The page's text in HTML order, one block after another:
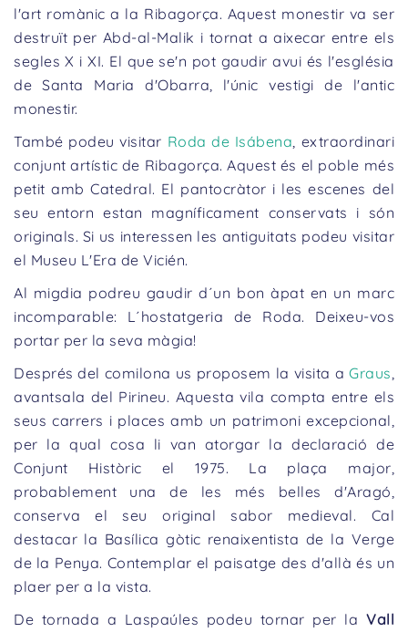
l'art romànic a la Ribagorça. Aquest monestir va ser
destruït per Abd-al-Malik i tornat a aixecar entre els
segles X i XI. El que se'n pot gaudir avui és l'església
de Santa Maria d'Obarra, l'únic vestigi de l'antic
monestir.
També podeu visitar Roda de Isábena , extraordinari
conjunt artístic de Ribagorça. Aquest és el poble més
petit amb Catedral. El pantocràtor i les escenes del
seu entorn estan magníficament conservats i són
originals. Si us interessen les antiguitats podeu visitar
el Museu L'Era de Vicién.
Al migdia podreu gaudir d´un bon àpat en un marc
incomparable: L´hostatgeria de Roda. Deixeu-vos
portar per la seva màgia!
Després del comilona us proposem la visita a Graus
avantsala del Pirineu. Aquesta vila compta entre els
seus carrers i places amb un patrimoni excepcional,
per la qual cosa li van atorgar la declaració de
Conjunt Històric el 1975. La plaça major,
probablement una de les més belles d'Aragó,
conserva el seu original sabor medieval. Cal
destacar la Basílica gòtic renaixentista de la Verge
de la Penya. Contemplar el paisatge des d'allà és un
plaer per a la vista.
De tornada a Laspaúles podeu tornar per la Vall